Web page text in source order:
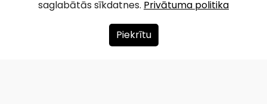
Par mums
saglabātās sīkdatnes. Privātuma politika
Piekrītu